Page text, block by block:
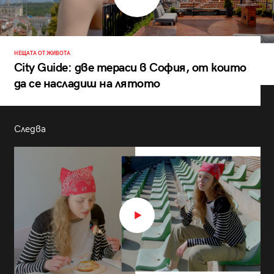
НЕЩАТА ОТ ЖИВОТА
City Guide: две тераси в София, от които
да се насладиш на лятото
Следва